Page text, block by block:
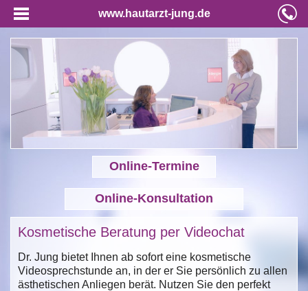
www.hautarzt-jung.de
Online-Termine
Online-Konsultation
Kosmetische Beratung per Videochat
Dr. Jung bietet Ihnen ab sofort eine kosmetische
Videosprechstunde an, in der er Sie persönlich zu allen
ästhetischen Anliegen berät. Nutzen Sie den perfekt